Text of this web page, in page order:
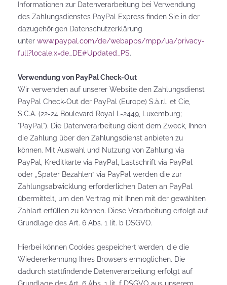
Informationen zur Datenverarbeitung bei Verwendung
des Zahlungsdienstes PayPal Express finden Sie in der
dazugehörigen Datenschutzerklärung
unter www.paypal.com/de/webapps/mpp/ua/privacy-
full?locale.x=de_DE#Updated_PS.
Verwendung von PayPal Check-Out
Wir verwenden auf unserer Website den Zahlungsdienst
PayPal Check-Out der PayPal (Europe) S.à.r.l. et Cie,
S.C.A. (22-24 Boulevard Royal L-2449, Luxemburg;
"PayPal"). Die Datenverarbeitung dient dem Zweck, Ihnen
die Zahlung über den Zahlungsdienst anbieten zu
können. Mit Auswahl und Nutzung von Zahlung via
PayPal, Kreditkarte via PayPal, Lastschrift via PayPal
oder „Später Bezahlen“ via PayPal werden die zur
Zahlungsabwicklung erforderlichen Daten an PayPal
übermittelt, um den Vertrag mit Ihnen mit der gewählten
Zahlart erfüllen zu können. Diese Verarbeitung erfolgt auf
Grundlage des Art. 6 Abs. 1 lit. b DSGVO.
Hierbei können Cookies gespeichert werden, die die
Wiedererkennung Ihres Browsers ermöglichen. Die
dadurch stattfindende Datenverarbeitung erfolgt auf